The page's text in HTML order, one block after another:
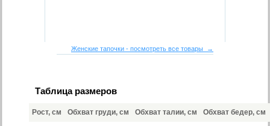
Женские тапочки - посмотреть все товары →
Таблица размеров
Рост, см Обхват груди, см Обхват талии, см Обхват бедер, см